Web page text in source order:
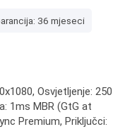
36 mjeseci
Osvjetljenje: 250
1ms MBR (GtG at
Premium, Priključci: